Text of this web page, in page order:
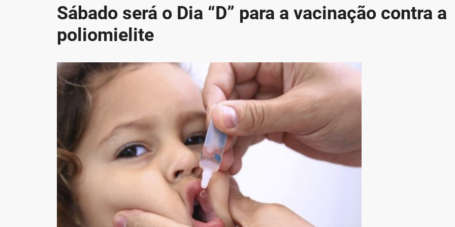
Sábado será o Dia “D” para a vacinação contra a
poliomielite